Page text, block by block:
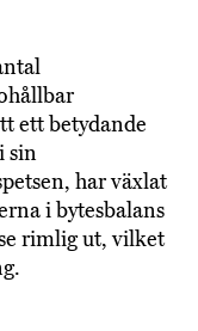
ett betydande
sin
har växlat
i bytesbalans
rimlig ut, vilket